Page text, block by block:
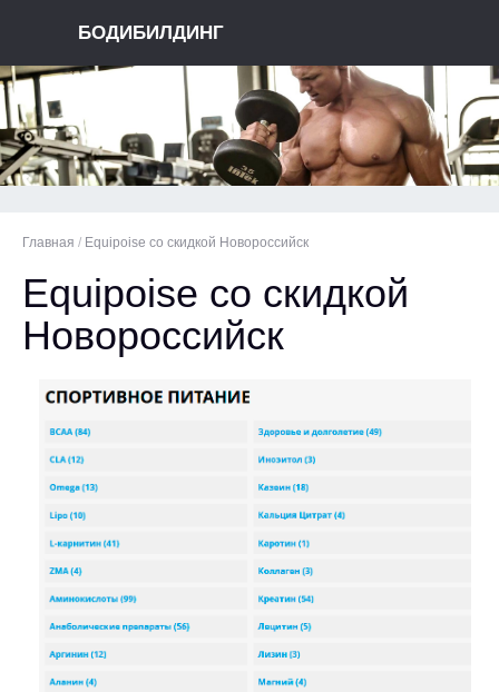
БОДИБИЛДИНГ
Главная / Equipoise со скидкой Новороссийск
Equipoise со скидкой
Новороссийск